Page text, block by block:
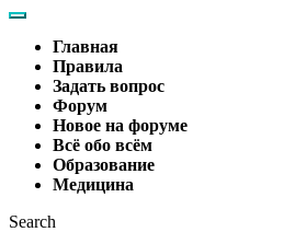
Главная
Правила
Задать вопрос
Форум
Новое на форуме
Всё обо всём
Образование
Медицина
Search